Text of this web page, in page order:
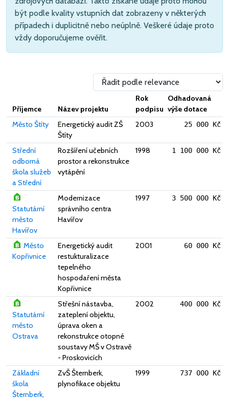
být podle kvality vstupních dat zobrazeny v některých
případech i duplicitně nebo neúplně. Veškeré údaje proto
vždy doporučujeme ověřit.
Příjemce Název projektu
Rok
podpisu
Odhadovaná
výše dotace
Město Štíty
Energetický audit ZŠ
Štíty
2003 25 000 Kč
Střední
odborná
škola služeb
a Střední
Rozšíření učebních
prostor a rekonstrukce
vytápění
1998 1 100 000 Kč
Statutární
město
Havířov
Modernizace
správního centra
Havířov
1997 3 500 000 Kč
Město
Kopřivnice
Energetický audit
restukturalizace
tepelného
hospodaření města
Kopřivnice
2001 60 000 Kč
Statutární
město
Ostrava
Střešní nástavba,
zateplení objektu,
úprava oken a
rekonstrukce otopné
soustavy MŠ v Ostravě
- Proskovicích
2002 400 000 Kč
Základní
škola
Šternberk,
ZvŠ Šternberk,
plynofikace objektu
1999 737 000 Kč